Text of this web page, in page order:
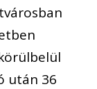
után 36